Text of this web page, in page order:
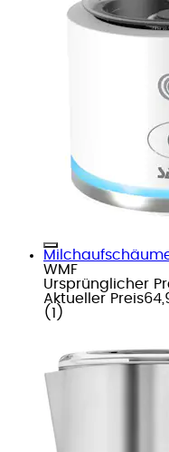
WMF
Ursprünglicher
Aktueller Preis
( 1 )